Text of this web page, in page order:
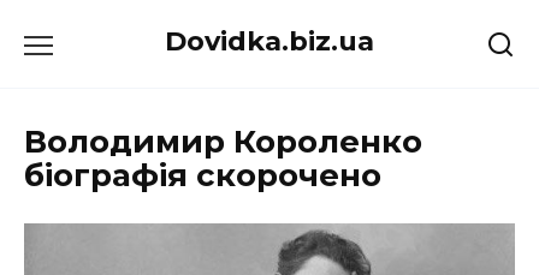
до
Dovidka.biz.ua
Володимир Короленко
біографія скорочено